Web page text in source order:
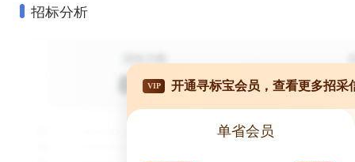
招标分析
VIP 开通寻标宝会员，查看更多招采
单省会员